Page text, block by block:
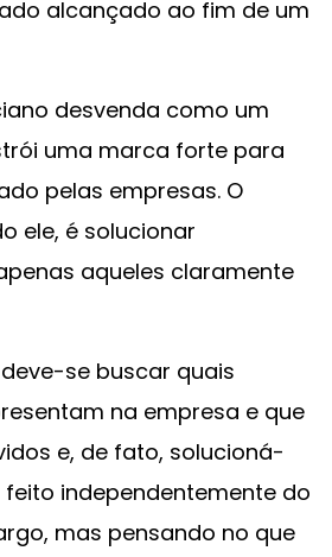
alcançado ao fim de um
desvenda como um
uma marca forte para
pelas empresas. O
ele, é solucionar
aqueles claramente
se buscar quais
na empresa e que
e, de fato, solucioná-
feito independentemente do
mas pensando no que